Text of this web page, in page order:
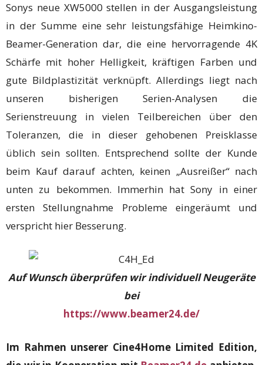
Sonys neue XW5000 stellen in der Ausgangsleistung
in der Summe eine sehr leistungsfähige Heimkino-
Beamer-Generation dar, die eine hervorragende 4K
Schärfe mit hoher Helligkeit, kräftigen Farben und
gute Bildplastizität verknüpft. Allerdings liegt nach
unseren bisherigen Serien-Analysen die
Serienstreuung in vielen Teilbereichen über den
Toleranzen, die in dieser gehobenen Preisklasse
üblich sein sollten. Entsprechend sollte der Kunde
beim Kauf darauf achten, keinen „Ausreißer“ nach
unten zu bekommen. Immerhin hat Sony in einer
ersten Stellungnahme Probleme eingeräumt und
verspricht hier Besserung.
Auf Wunsch überprüfen wir individuell Neugeräte
bei
https://www.beamer24.de/
Im Rahmen unserer Cine4Home Limited Edition,